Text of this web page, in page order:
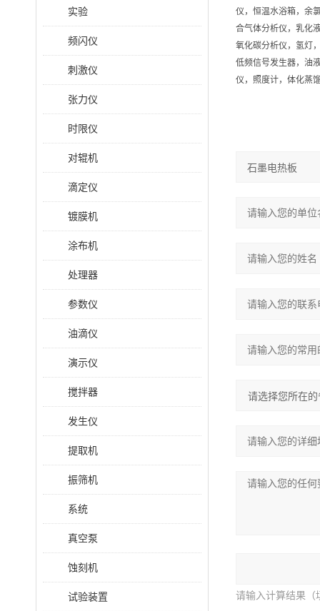
实验
频闪仪
刺激仪
张力仪
时限仪
对辊机
滴定仪
镀膜机
涂布机
处理器
参数仪
油滴仪
演示仪
搅拌器
发生仪
提取机
振筛机
系统
真空泵
蚀刻机
试验装置
仪，恒温水浴箱，余
合气体分析仪，乳化
氧化碳分析仪，氢灯
低频信号发生器，油
仪，照度计，体化蒸
请输入计算结果（